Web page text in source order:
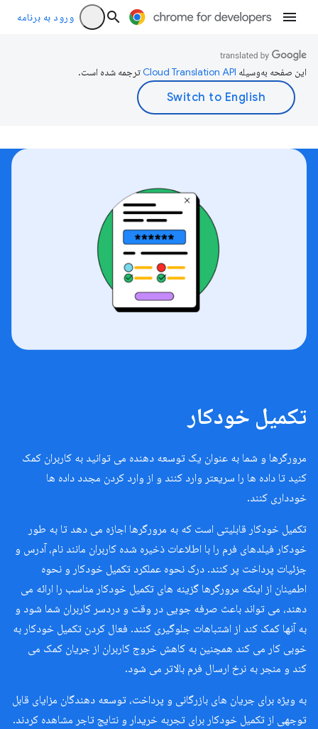
ورود به برنامه
این صفحه به‌وسیله ترجمه شده است.
تکمیل خودکار
مرورگرها و شما به عنوان یک توسعه دهنده می توانید به کاربران کمک
کنید تا داده ها را سریعتر وارد کنند و از وارد کردن مجدد داده ها
خودداری کنند.
تکمیل خودکار قابلیتی است که به مرورگرها اجازه می دهد تا به طور
خودکار فیلدهای فرم را با اطلاعات ذخیره شده کاربران مانند نام، آدرس و
جزئیات پرداخت پر کنند. درک نحوه عملکرد تکمیل خودکار و نحوه
اطمینان از اینکه مرورگرها گزینه های تکمیل خودکار مناسب را ارائه می
دهند، می تواند باعث صرفه جویی در وقت و دردسر کاربران شما شود و
به آنها کمک کند از اشتباهات جلوگیری کنند. فعال کردن تکمیل خودکار به
خوبی کار می کند همچنین به کاهش خروج کاربران از جریان کمک می
کند و منجر به نرخ ارسال فرم بالاتر می شود.
به ویژه برای جریان های بازرگانی و پرداخت، توسعه دهندگان مزایای قابل
توجهی از تکمیل خودکار برای تجربه خریدار و نتایج تاجر مشاهده کردند.